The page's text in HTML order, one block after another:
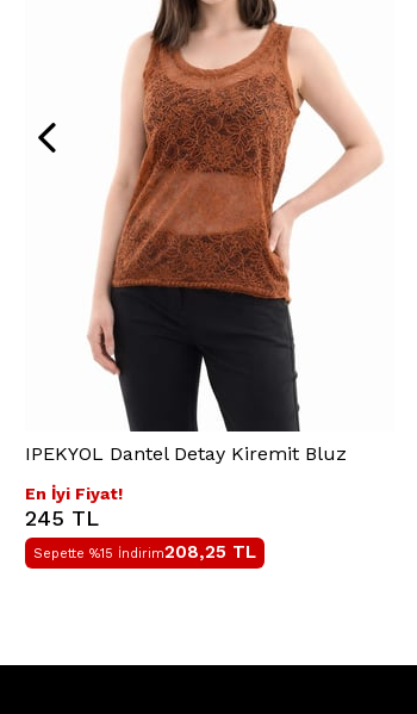
IPEKYOL Dantel Detay Kiremit Bluz
En İyi Fiyat!
245 TL
Sepette %15 İndirim208,25 TL